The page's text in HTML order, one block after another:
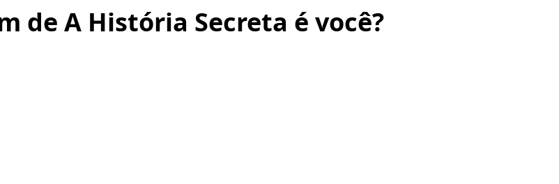
de A História Secreta é você?